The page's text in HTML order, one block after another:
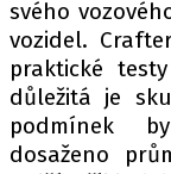
svého
vozidel.
praktické
důležitá je
podmínek
dosaženo